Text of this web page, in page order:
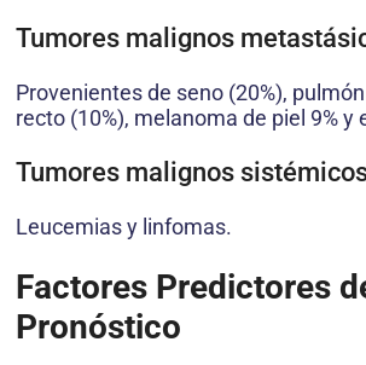
Tumores malignos
Provenientes de seno (20%),
recto (10%), melanoma de piel 9% y
Tumores malignos
Leucemias y linfomas.
Factores Predictores
Pronóstico